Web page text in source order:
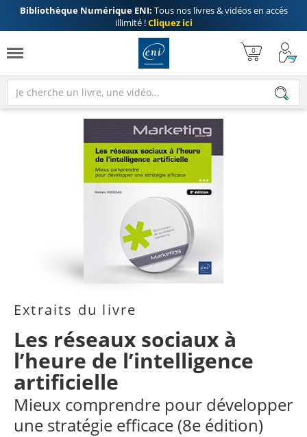
Bibliothèque Numérique ENI: Tous nos livres & vidéos en accès
illimité !Cliquez ici
Extraits du livre
Les réseaux sociaux à
l’heure de l’intelligence
artificielle
Mieux comprendre pour développer
une stratégie efficace (8e édition)